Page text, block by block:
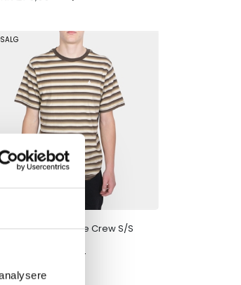
T-shirt Stone Crew S/S
350,00